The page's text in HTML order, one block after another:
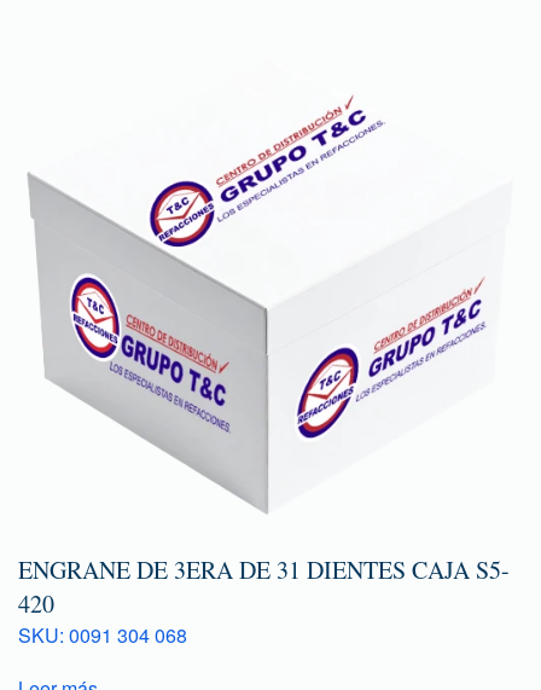
ENGRANE DE 3ERA DE 31 DIENTES CAJA S5-
420
SKU: 0091 304 068